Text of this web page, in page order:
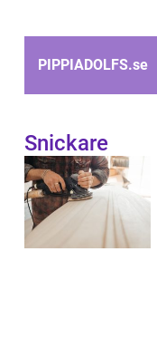
PIPPIADOLFS.se
Snickare